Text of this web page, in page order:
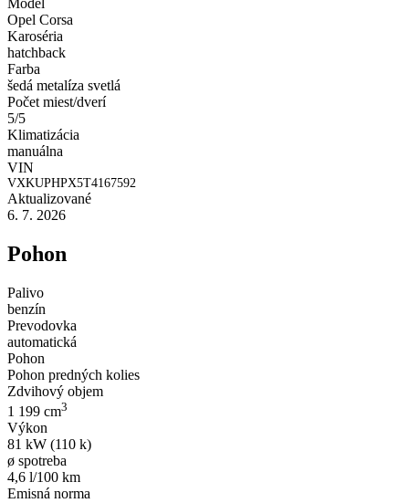
Opel Corsa
Karoséria
hatchback
Farba
šedá metalíza svetlá
Počet miest/dverí
5/5
Klimatizácia
manuálna
VIN
VXKUPHPX5T4167592
Aktualizované
6. 7. 2026
Pohon
Palivo
benzín
Prevodovka
automatická
Pohon
Pohon predných kolies
Zdvihový objem
1 199 cm3
Výkon
81 kW (110 k)
ø spotreba
4,6 l/100 km
Emisná norma